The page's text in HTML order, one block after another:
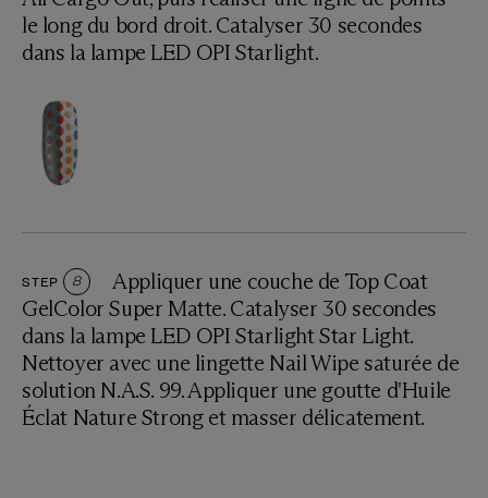
le long du bord droit. Catalyser 30 secondes
dans la lampe LED OPI Starlight.
STEP 8
Appliquer une couche de Top Coat
GelColor Super Matte. Catalyser 30 secondes
dans la lampe LED OPI Starlight Star Light.
Nettoyer avec une lingette Nail Wipe saturée de
solution N.A.S. 99. Appliquer une goutte d'Huile
Éclat Nature Strong et masser délicatement.